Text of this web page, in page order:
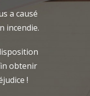
a causé
incendie.
obtenir
!